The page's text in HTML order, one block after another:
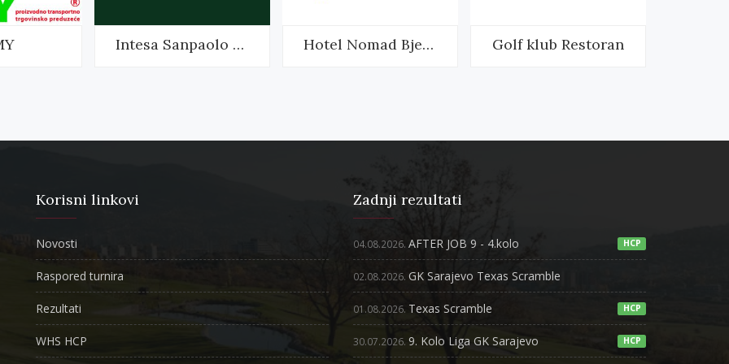
Intesa Sanpaolo Banka Hotel Nomad Bjelašnica Golf klub Restoran
Korisni linkovi
Novosti
Raspored turnira
Rezultati
WHS HCP
Zadnji rezultati
04.08.2026. AFTER JOB 9 - 4.kolo HCP
02.08.2026. GK Sarajevo Texas Scramble
01.08.2026. Texas Scramble HCP
30.07.2026. 9. Kolo Liga GK Sarajevo HCP